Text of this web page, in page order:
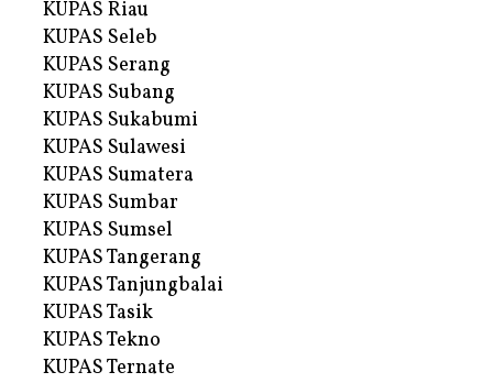
KUPAS Riau
KUPAS Seleb
KUPAS Serang
KUPAS Subang
KUPAS Sukabumi
KUPAS Sulawesi
KUPAS Sumatera
KUPAS Sumbar
KUPAS Sumsel
KUPAS Tangerang
KUPAS Tanjungbalai
KUPAS Tasik
KUPAS Tekno
KUPAS Ternate